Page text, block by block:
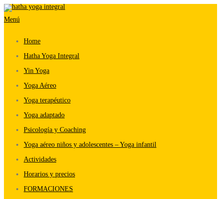
Saltar
al
Menú
Home
Hatha Yoga Integral
Yin Yoga
Yoga Aéreo
Yoga terapéutico
Yoga adaptado
Psicología y Coaching
Yoga aéreo niños y adolescentes – Yoga infantil
Actividades
Horarios y precios
FORMACIONES